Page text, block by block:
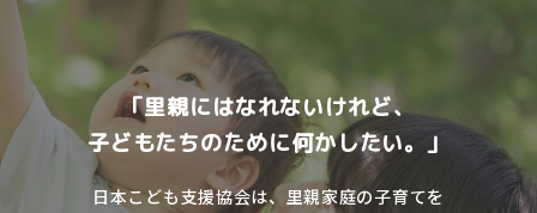
「里親にはなれないけれど、
子どもたちのために何かしたい。」
日本こども支援協会は、里親家庭の子育てを